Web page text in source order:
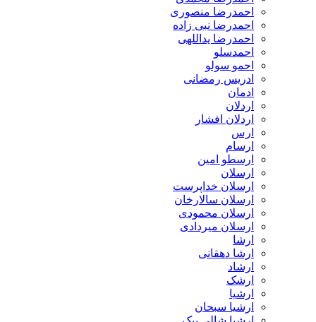
احمدرضا منصوری
احمدرضا نبی زاده
احمدرضا یداللهی
احمدسلو
احمو سولو
ادریس رمضانی
ادمان
اردلان
اردلان افشار
ارس
ارسام
ارسطو امین
ارسلان
ارسلان خداپرست
ارسلان سالارخان
ارسلان محمودی
ارسلان میردادی
ارشا
ارشا دهقانی
ارشاد
ارشک
ارشیا
ارشیا سبحان